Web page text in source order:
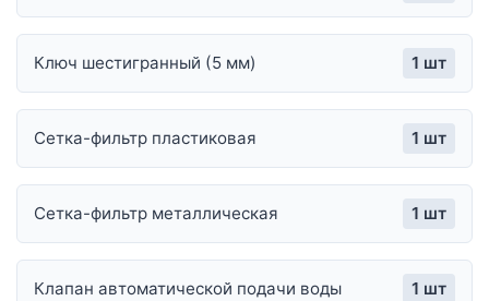
Ключ шестигранный (5 мм) 1 шт
Сетка-фильтр пластиковая 1 шт
Сетка-фильтр металлическая 1 шт
Клапан автоматической подачи воды 1 шт